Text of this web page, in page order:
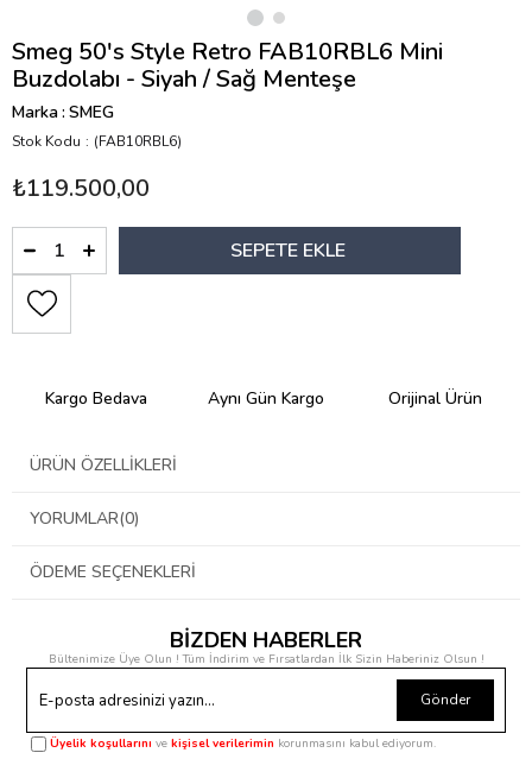
Smeg 50's Style Retro FAB10RBL6 Mini
Buzdolabı - Siyah / Sağ Menteşe
Marka: SMEG
Stok Kodu (FAB10RBL6)
₺119.500,00
Kargo Bedava Aynı Gün Kargo Orijinal Ürün
ÜRÜN ÖZELLIKLERI
YORUMLAR(0)
ÖDEME SEÇENEKLERI
BİZDEN HABERLER
Bültenimize Üye Olun ! Tüm İndirim ve Fırsatlardan İlk Sizin Haberiniz Olsun !
Gönder
Üyelik koşullarını vekişisel verilerimin korunmasını kabul ediyorum.